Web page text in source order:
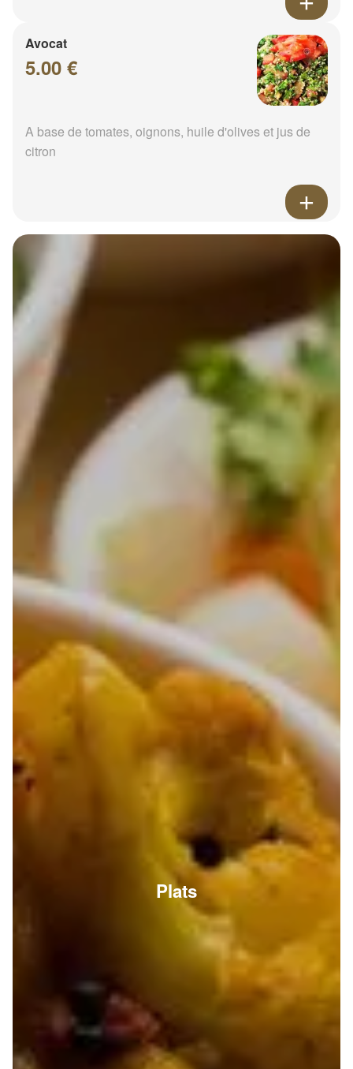
Avocat
5.00 €
A base de tomates, oignons, huile d'olives et jus de
citron
Plats